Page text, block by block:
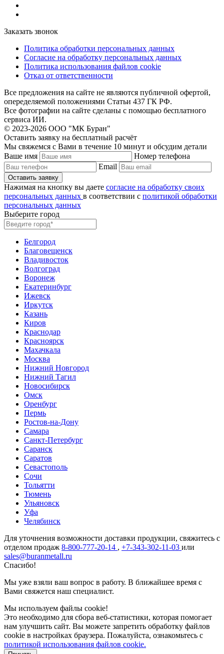
Заказать звонок
Политика обработки персональных данных
Согласие на обработку персональных данных
Политика использования файлов cookie
Отказ от ответственности
Все предложения на сайте не являются публичной офертой,
опеределяемой положениями Статьи 437 ГК РФ.
Все фотографии на сайте сделаны с помощью бесплатного
сервиса ИИ.
© 2023-2026 ООО "МК Буран"
Оставить заявку на бесплатный расчёт
Мы свяжемся с Вами в течение 10 минут и обсудим детали
Ваше имя
Номер телефона
Email
Нажимая на кнопку вы даете согласие на обработку своих
персональных данных в соответствии с политикой обработки
персональных данных
Выберите город
Белгород
Благовещенск
Владивосток
Волгоград
Воронеж
Екатеринбург
Ижевск
Иркутск
Казань
Киров
Краснодар
Красноярск
Махачкала
Москва
Нижний Новгород
Нижний Тагил
Новосибирск
Омск
Оренбург
Пермь
Ростов-на-Дону
Самара
Санкт-Петербург
Саранск
Саратов
Севастополь
Сочи
Тольятти
Тюмень
Ульяновск
Уфа
Челябинск
Для уточнения возможности доставки продукции, свяжитесь с
отделом продаж 8-800-777-20-14 , +7-343-302-11-03 или
sales@buranmetall.ru
Спасибо!
Мы уже взяли ваш вопрос в работу. В ближайшее время с
Вами свяжется наш специалист.
Мы используем файлы cookie!
Это необходимо для сбора веб-статистики, которая помогает
нам улучшить сайт. Вы можете запретить обработку файлов
cookie в настройках браузера. Пожалуйста, ознакомьтесь с
политикой использования файлов cookie.